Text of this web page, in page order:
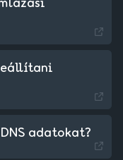
adatokat?